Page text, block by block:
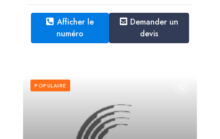
Afficher le
numéro
Demander un
devis
POPULAIRE